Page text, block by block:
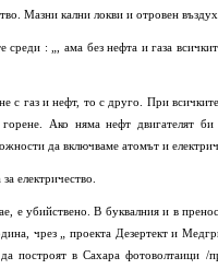
Мазни кални локви и отровен въздух.
среди : „, ама без нефта и газа
газ и нефт, то с друго. При
горене. Ако няма нефт двигателят
да включваме атомът и
електричество.
е убийствено. В буквалния и в
чрез „ проекта Дезертект и
построят в Сахара фотоволтаици /